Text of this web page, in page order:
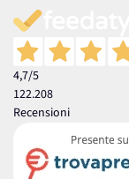
4,7/5
122.208
Recensioni